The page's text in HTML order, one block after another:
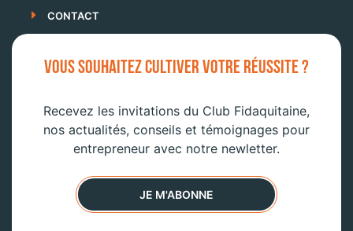
CONTACT
VOUS SOUHAITEZ CULTIVER VOTRE RÉUSSITE ?
Recevez les invitations du Club Fidaquitaine,
nos actualités, conseils et témoignages pour
entrepreneur avec notre newletter.
JE M'ABONNE